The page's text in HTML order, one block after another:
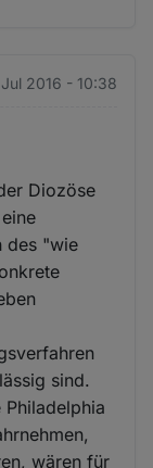
Jul 2016 - 10:38
Diozöse
des "wie
sind.
wären für